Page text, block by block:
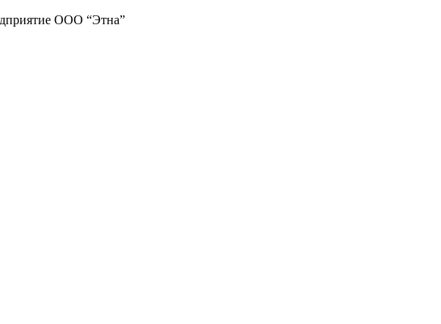
ООО “Этна”